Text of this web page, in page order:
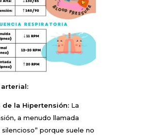
de la Hipertensión: La
a menudo llamada
silencioso” porque suele no